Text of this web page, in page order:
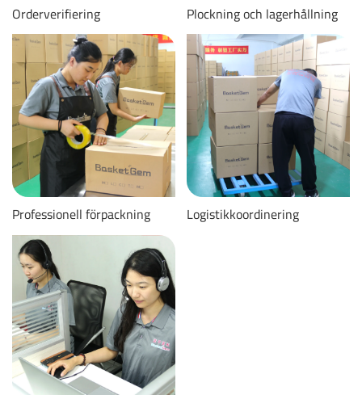
Orderverifiering Plockning och lagerhållning
Professionell förpackning Logistikkoordinering